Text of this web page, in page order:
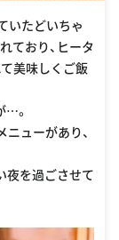
いたどいちゃ
ており、ヒータ
美味しくご飯
…。
ニューがあり、
夜を過ごさせて